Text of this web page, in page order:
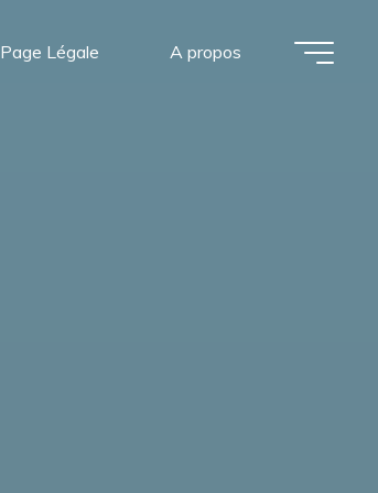
Page Légale A propos